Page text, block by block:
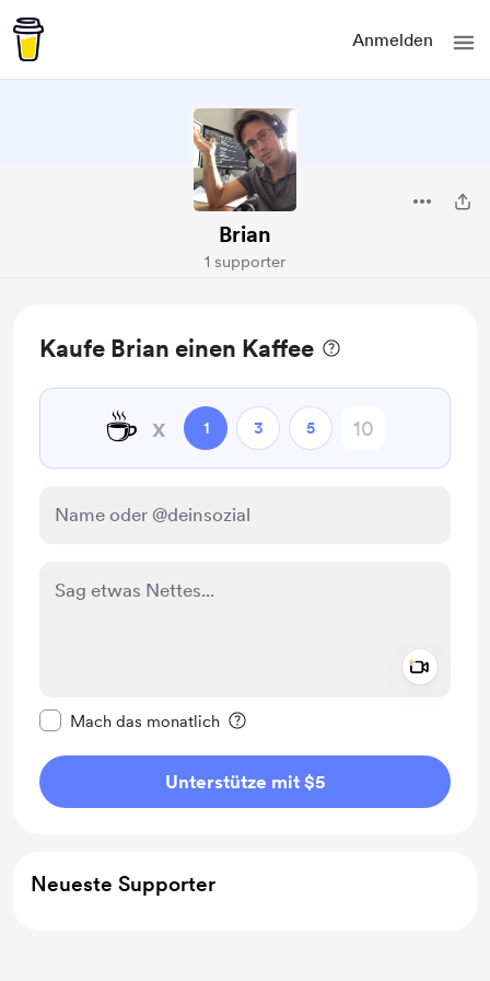
Anmelden
Brian
1 supporter
Kaufe Brian einen Kaffee
☕ x 1 3 5
Mach das monatlich
Unterstütze mit $5
Neueste Supporter